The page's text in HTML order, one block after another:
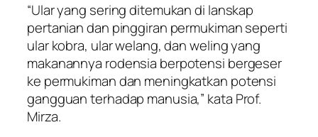
“Ular yang sering ditemukan di lanskap
pertanian dan pinggiran permukiman seperti
ular kobra, ular welang, dan weling yang
makanannya rodensia berpotensi bergeser
ke permukiman dan meningkatkan potensi
gangguan terhadap manusia,” kata Prof.
Mirza.